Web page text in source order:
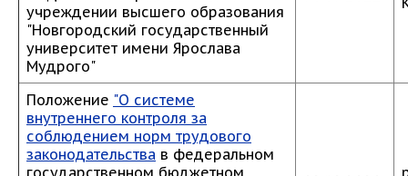
учреждении высшего образования
"Новгородский государственный
университет имени Ярослава
Мудрого"
Положение "О системе
внутреннего контроля за
соблюдением норм трудового
законодательства в федеральном
государственном бюджетном